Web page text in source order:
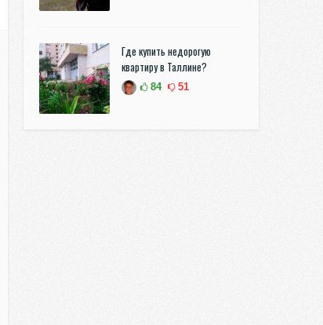
Где купить недорогую
квартиру в Таллине?
84 51